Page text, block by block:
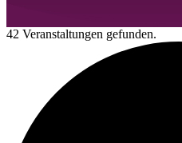
42 Veranstaltungen gefunden.